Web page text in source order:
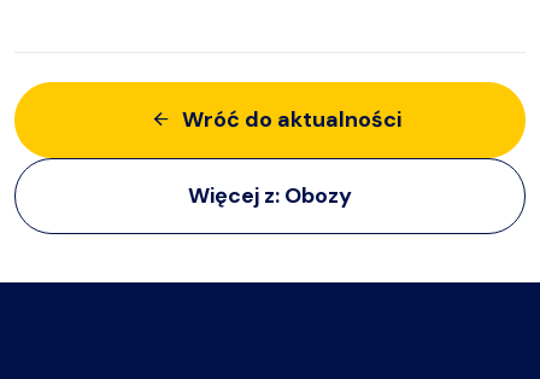
Wróć do aktualności
Więcej z: Obozy